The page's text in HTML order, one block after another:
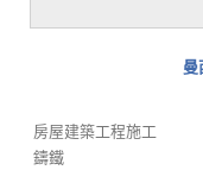
曼
房屋建築工程施工
鑄鐵